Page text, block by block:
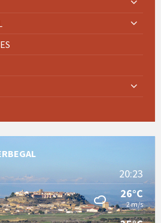
20:23
26°C
2 m/s